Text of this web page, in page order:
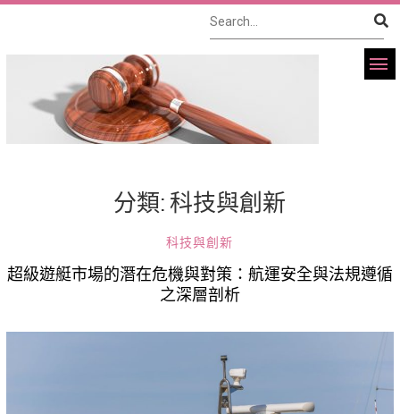
分類:科技與創新
科技與創新
超級遊艇市場的潛在危機與對策：航運安全與法規遵循
之深層剖析